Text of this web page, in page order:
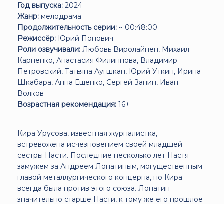
Год выпуска: 2024
Жанр: мелодрама
Продолжительность серии: ~ 00:48:00
Режиссёр: Юрий Попович
Роли озвучивали: Любовь Виролайнен, Михаил
Карпенко, Анастасия Филиппова, Владимир
Петровский, Татьяна Аугшкап, Юрий Уткин, Ирина
Шкабара, Анна Ещенко, Сергей Занин, Иван
Волков
Возрастная рекомендация: 16+
Кира Урусова, известная журналистка,
встревожена исчезновением своей младшей
сестры Насти. Последние несколько лет Настя
замужем за Андреем Лопатиным, могущественным
главой металлургического концерна, но Кира
всегда была против этого союза. Лопатин
значительно старше Насти, к тому же его прошлое